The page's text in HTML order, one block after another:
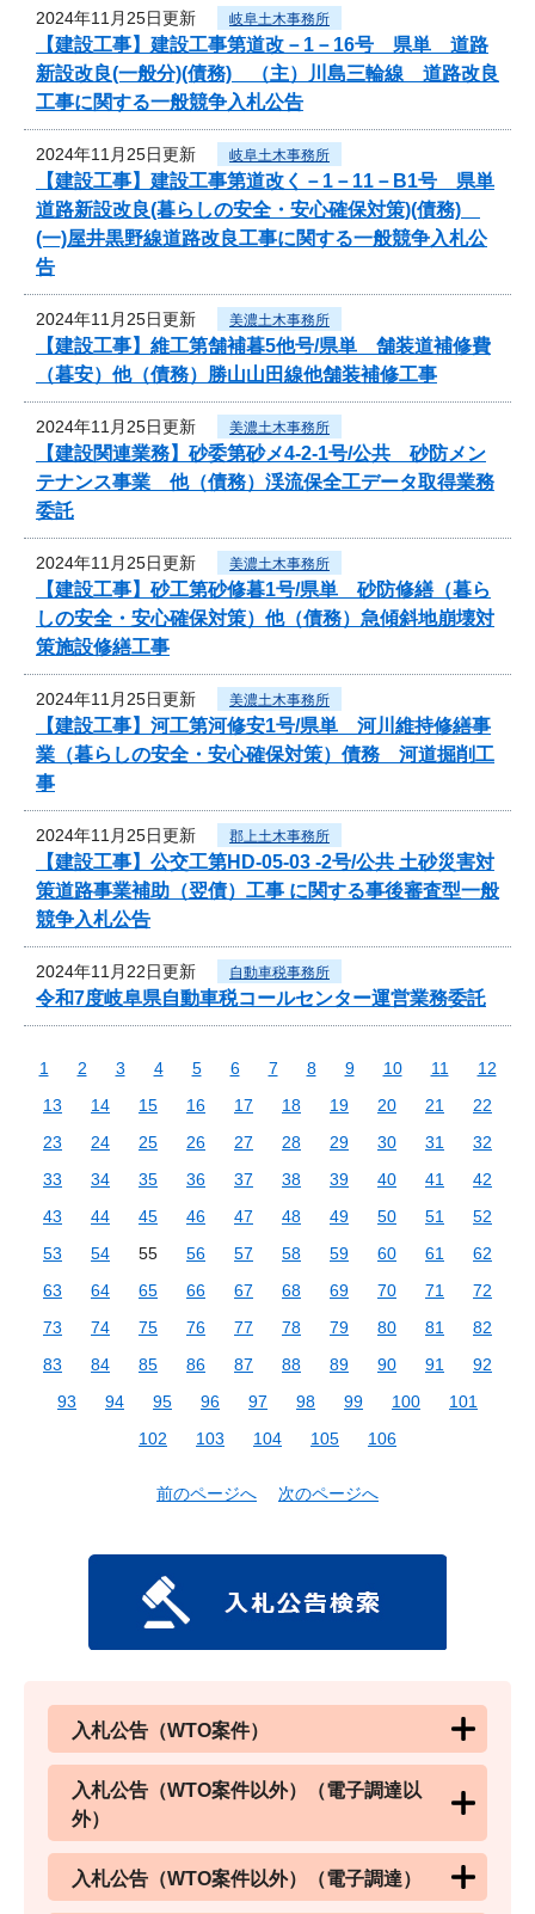
2024年11月25日更新 岐阜土木事務所
【建設工事】建設工事第道改－1－16号 県単 道路
新設改良(一般分)(債務) （主）川島三輪線 道路改良
工事に関する一般競争入札公告
2024年11月25日更新 岐阜土木事務所
【建設工事】建設工事第道改く－1－11－B1号 県単
道路新設改良(暮らしの安全・安心確保対策)(債務)
(一)屋井黒野線道路改良工事に関する一般競争入札公
告
2024年11月25日更新 美濃土木事務所
【建設工事】維工第舗補暮5他号/県単 舗装道補修費
（暮安）他（債務）勝山山田線他舗装補修工事
2024年11月25日更新 美濃土木事務所
【建設関連業務】砂委第砂メ4-2-1号/公共 砂防メン
テナンス事業 他（債務）渓流保全工データ取得業務
委託
2024年11月25日更新 美濃土木事務所
【建設工事】砂工第砂修暮1号/県単 砂防修繕（暮ら
しの安全・安心確保対策）他（債務）急傾斜地崩壊対
策施設修繕工事
2024年11月25日更新 美濃土木事務所
【建設工事】河工第河修安1号/県単 河川維持修繕事
業（暮らしの安全・安心確保対策）債務 河道掘削工
事
2024年11月25日更新 郡上土木事務所
【建設工事】公交工第HD-05-03 -2号/公共 土砂災害対
策道路事業補助（翌債）工事 に関する事後審査型一般
競争入札公告
2024年11月22日更新 自動車税事務所
令和7度岐阜県自動車税コールセンター運営業務委託
1 2 3 4 5 6 7 8 9 10 11
12
13
14 15 16 17 18 19 20 21
22
23
24 25 26 27 28 29 30 31
32
33
34 35 36 37 38 39 40 41
42
43
44 45 46 47 48 49 50 51
52
53
54 55 56 57 58 59 60 61
62
63
64 65 66 67 68 69 70 71
72
73
74 75 76 77 78 79 80 81
82
83
84 85 86 87 88 89 90 91
92
93
94 95 96 97 98 99 100
101
102
103 104 105 106
前のページへ 次のページへ
入札公告（WTO案件）
入札公告（WTO案件以外）（電子調達以
外）
入札公告（WTO案件以外）（電子調達）